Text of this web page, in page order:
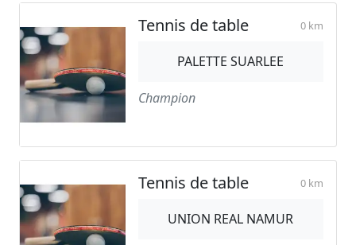
Tennis de table 0 km
PALETTE SUARLEE
Champion
Tennis de table 0 km
UNION REAL NAMUR